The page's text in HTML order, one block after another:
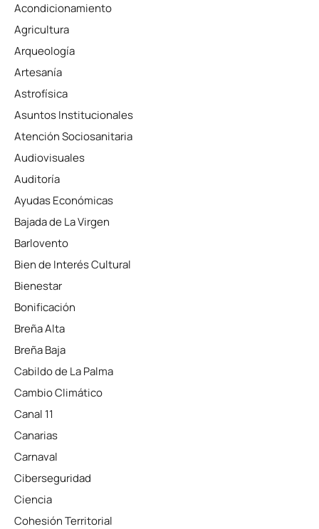
Acondicionamiento
Agricultura
Arqueología
Artesanía
Astrofísica
Asuntos Institucionales
Atención Sociosanitaria
Audiovisuales
Auditoría
Ayudas Económicas
Bajada de La Virgen
Barlovento
Bien de Interés Cultural
Bienestar
Bonificación
Breña Alta
Breña Baja
Cabildo de La Palma
Cambio Climático
Canal 11
Canarias
Carnaval
Ciberseguridad
Ciencia
Cohesión Territorial